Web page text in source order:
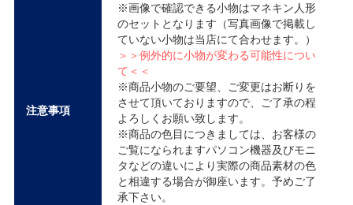
注意事項
※画像で確認できる小物はマネキン人形
のセットとなります（写真画像で掲載し
ていない小物は当店にて合わせます。）
＞＞例外的に小物が変わる可能性につい
て＜＜
※商品小物のご要望、ご変更はお断りを
させて頂いておりますので、ご了承の程
よろしくお願い致します。
※商品の色目につきましては、お客様の
ご覧になられますパソコン機器及びモニ
タなどの違いにより実際の商品素材の色
と相違する場合が御座います。予めご了
承下さい。